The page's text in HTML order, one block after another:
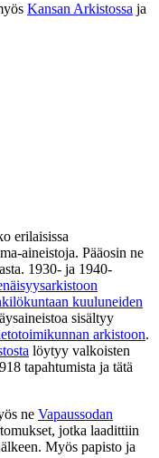
Kansan Arkistossa ja
erilaisissa
aineistoja. Pääosin ne
1930- ja 1940-
kuuluneiden
sisältyy
arkistoon.
löytyy valkoisten
tapahtumista ja tätä
ne Vapaussodan
jotka laadittiin
Myös papisto ja